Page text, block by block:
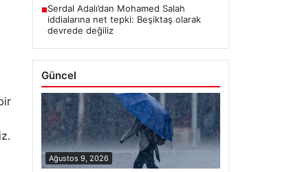
■Serdal Adalı’dan Mohamed Salah
iddialarına net tepki: Beşiktaş olarak
devrede değiliz
Güncel
Ağustos 9, 2026